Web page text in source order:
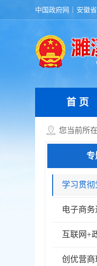
中国政府网 安徽
首 页
您当前所
学习贯
电子商
互联网+
创优营